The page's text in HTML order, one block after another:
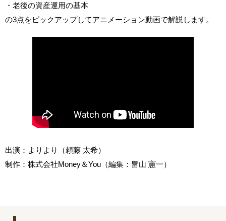
・老後の資産運用の基本
の3点をピックアップしてアニメーション動画で解説します。
出演：よりより（頼藤 太希）
制作：株式会社Money＆You（編集：畠山 憲一）